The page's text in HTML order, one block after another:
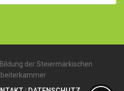
der Steiermärkischen